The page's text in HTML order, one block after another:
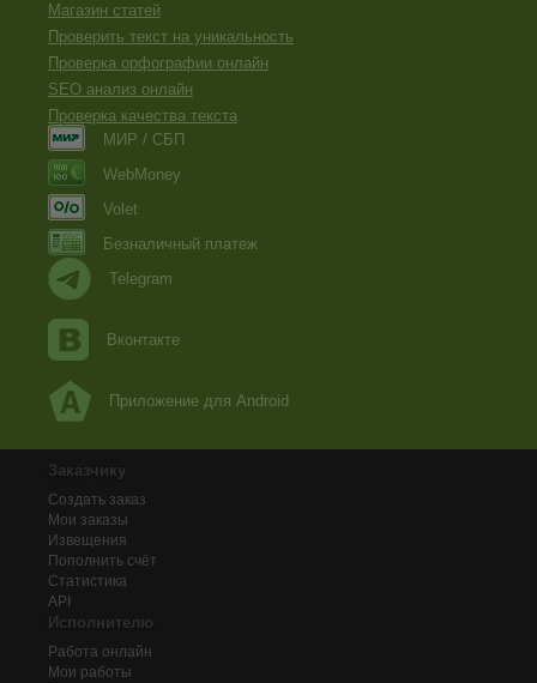
Магазин статей
Проверить текст на уникальность
Проверка орфографии онлайн
SEO анализ онлайн
Проверка качества текста
МИР / СБП
WebMoney
Volet
Безналичный платеж
Telegram
Вконтакте
Приложение для Android
Заказчику
Создать заказ
Мои заказы
Извещения
Пополнить счёт
Статистика
API
Исполнителю
Работа онлайн
Мои работы